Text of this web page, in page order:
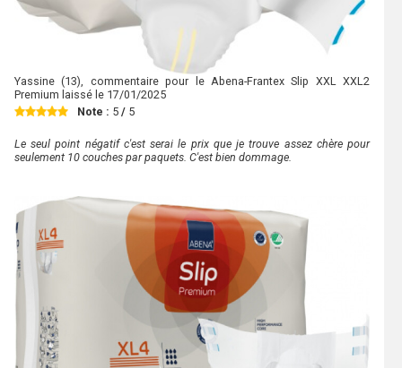
Yassine (13), commentaire pour le Abena-Frantex Slip XXL XXL2
Premium laissé le 17/01/2025
Note : 5 / 5
Le seul point négatif c'est serai le prix que je trouve assez chère pour
seulement 10 couches par paquets. C'est bien dommage.